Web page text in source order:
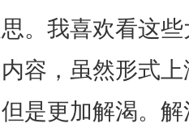
。我喜欢看这
容，虽然形式
是更加解渴。